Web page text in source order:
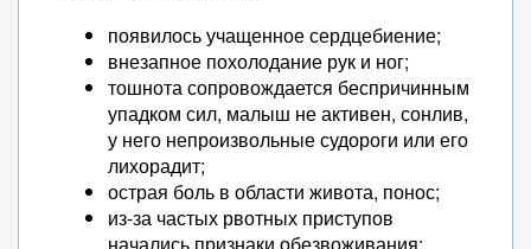
появилось учащенное сердцебиение;
внезапное похолодание рук и ног;
тошнота сопровождается беспричинным
упадком сил, малыш не активен, сонлив,
у него непроизвольные судороги или его
лихорадит;
острая боль в области живота, понос;
из-за частых рвотных приступов